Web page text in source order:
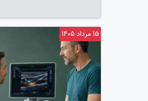
15 مرداد 1405